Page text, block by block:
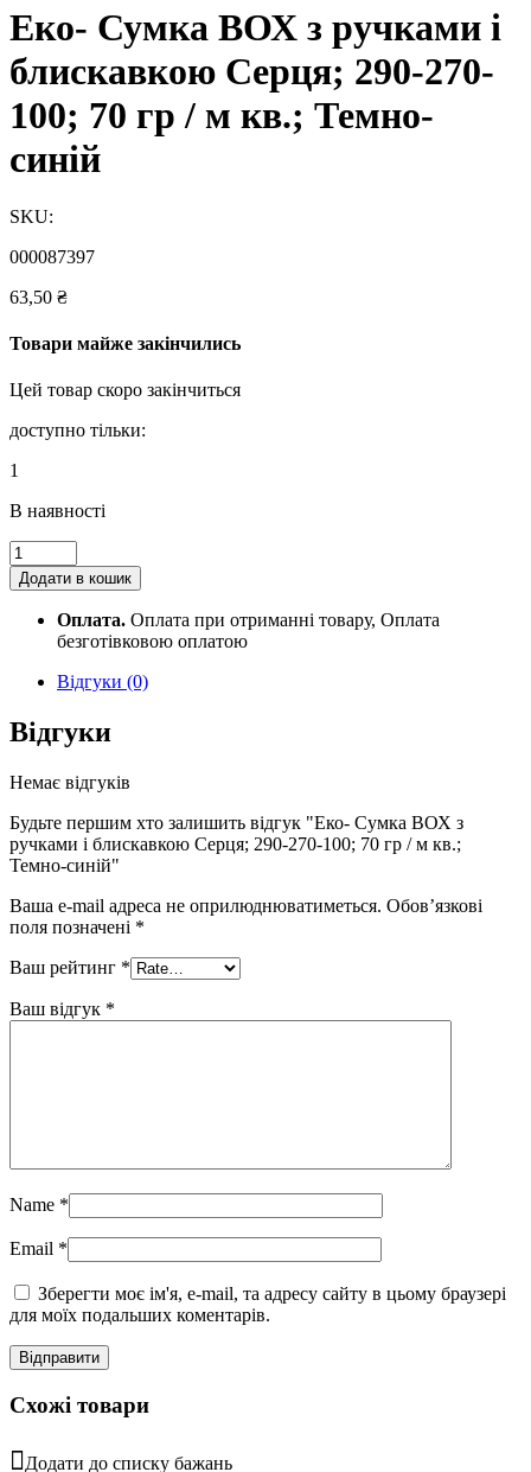
Еко- Сумка ВОХ з ручками і
блискавкою Серця; 290-270-
100; 70 гр / м кв.; Темно-
синій
SKU:
000087397
63,50 ₴
Товари майже закінчились
Цей товар скоро закінчиться
доступно тільки:
1
В наявності
Еко-
Сумка
ВОХ
ручками
блискавкою
290-
270-
70
/
м
кв.;
синій
quantity
Додати в кошик
Оплата. Оплата при отриманні товару, Оплата
безготівковою оплатою
Відгуки (0)
Відгуки
Немає відгуків
Будьте першим хто залишить відгук "Еко- Сумка ВОХ з
ручками і блискавкою Серця; 290-270-100; 70 гр / м кв.;
Темно-синій"
Ваша e-mail адреса не оприлюднюватиметься. Обов’язкові
поля позначені *
Ваш рейтинг *
Ваш відгук *
Name *
Email *
Зберегти моє ім'я, e-mail, та адресу сайту в цьому браузері
для моїх подальших коментарів.
Схожі товари
Додати до списку бажань